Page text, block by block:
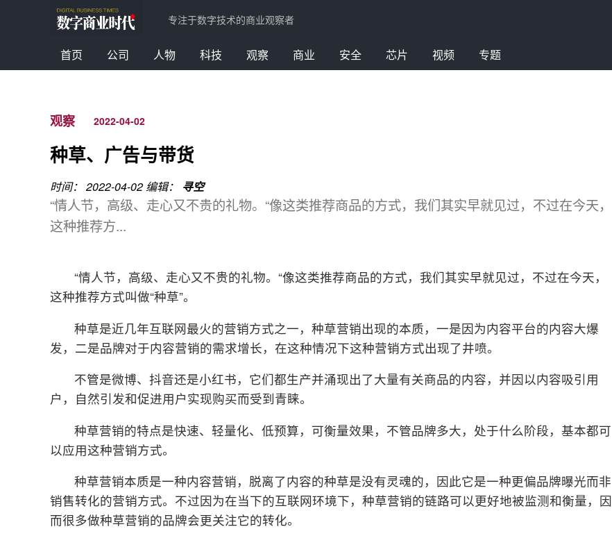
专注于数字技术的商业观察者
首页 公司 人物 科技 观察 商业 安全 芯片 视频 专题
观察 2022-04-02
种草、广告与带货
时间： 2022-04-02编辑： 寻空
“情人节，高级、走心又不贵的礼物。“像这类推荐商品的方式，我们其实早就见过，不过在今天，
这种推荐方...
“情人节，高级、走心又不贵的礼物。“像这类推荐商品的方式，我们其实早就见过，不过在今天，
这种推荐方式叫做“种草”。
种草是近几年互联网最火的营销方式之一，种草营销出现的本质，一是因为内容平台的内容大爆
发，二是品牌对于内容营销的需求增长，在这种情况下这种营销方式出现了井喷。
不管是微博、抖音还是小红书，它们都生产并涌现出了大量有关商品的内容，并因以内容吸引用
户，自然引发和促进用户实现购买而受到青睐。
种草营销的特点是快速、轻量化、低预算，可衡量效果，不管品牌多大，处于什么阶段，基本都可
以应用这种营销方式。
种草营销本质是一种内容营销，脱离了内容的种草是没有灵魂的，因此它是一种更偏品牌曝光而非
销售转化的营销方式。不过因为在当下的互联网环境下，种草营销的链路可以更好地被监测和衡量，因
而很多做种草营销的品牌会更关注它的转化。